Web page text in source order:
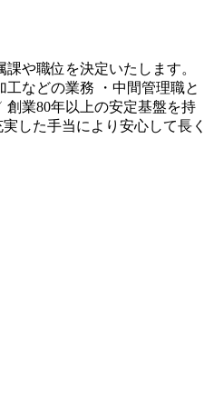
や職位を決定いたします。
などの業務 ・中間管理職と
業80年以上の安定基盤を持
した手当により安心して長く